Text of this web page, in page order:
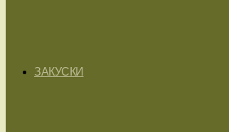
ЗАКУСКИ